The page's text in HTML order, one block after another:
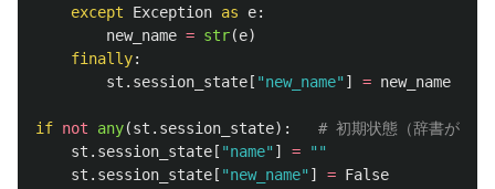
except
Exception as e:
new_name = str(e)
finally:
st . session_state [ "new_name" ] = new_name
if not any(st . session_state):
st . session_state [ "name" ] =
""
st . session_state [ "new_name" ] = False